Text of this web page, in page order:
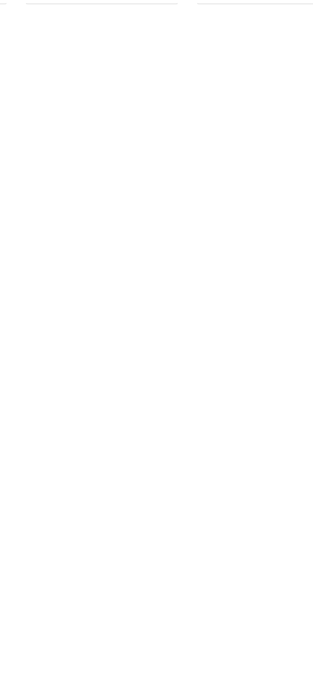
заявив, що станом на 5 серпня
казни міста ще більше коштів